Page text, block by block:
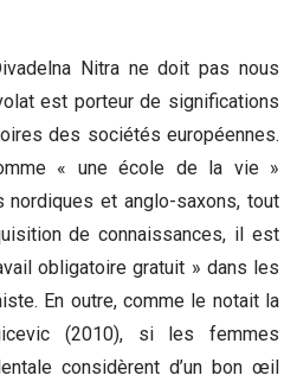
Nitra ne doit pas nous
est porteur de significations
des sociétés européennes.
« une école de la vie »
et anglo-saxons, tout
de connaissances, il est
obligatoire gratuit » dans les
En outre, comme le notait la
(2010), si les femmes
considèrent d’un bon œil